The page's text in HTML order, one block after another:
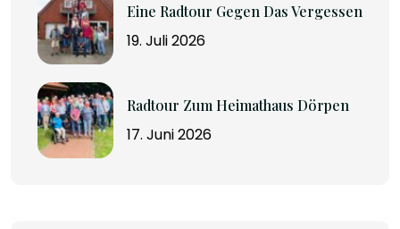
Eine Radtour Gegen Das Vergessen
19. Juli 2026
Radtour Zum Heimathaus Dörpen
17. Juni 2026